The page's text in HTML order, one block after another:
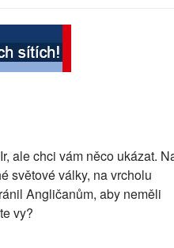
ale chci vám něco ukázat.
světové války, na vrcholu
Angličanům, aby neměli
vy?